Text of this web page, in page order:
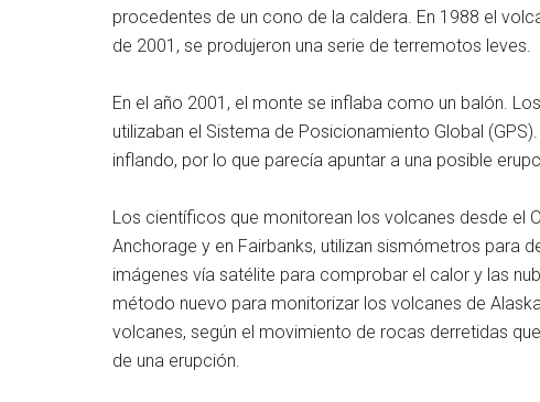
procedentes de un cono de la caldera. En 1988 el
de 2001, se produjeron una serie de terremotos leves.
En el año 2001, el monte se inflaba como un balón.
utilizaban el Sistema de Posicionamiento Global
inflando, por lo que parecía apuntar a una posible
Los científicos que monitorean los volcanes desde el
Anchorage y en Fairbanks, utilizan sismómetros para
imágenes vía satélite para comprobar el calor y las
método nuevo para monitorizar los volcanes de
volcanes, según el movimiento de rocas derretidas
de una erupción.